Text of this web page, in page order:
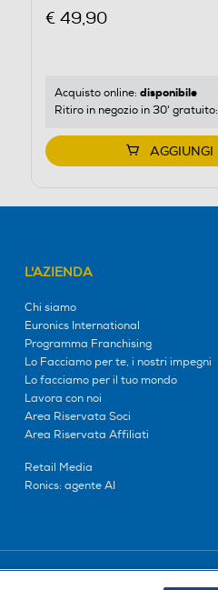
€ 49,90
Acquisto online: disponibile
Ritiro in negozio in 30' gratuito:
AGGIUNGI
L'AZIENDA
Chi siamo
Euronics International
Programma Franchising
Lo Facciamo per te, i nostri impegni
Lo facciamo per il tuo mondo
Lavora con noi
Area Riservata Soci
Area Riservata Affiliati
Retail Media
Ronics: agente AI